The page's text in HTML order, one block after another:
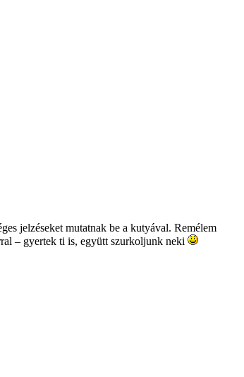
jelzéseket mutatnak be a kutyával. Remélem
– gyertek ti is, együtt szurkoljunk neki